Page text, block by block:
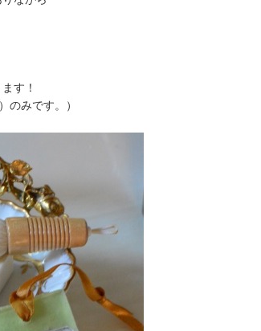
す！
のみです。）